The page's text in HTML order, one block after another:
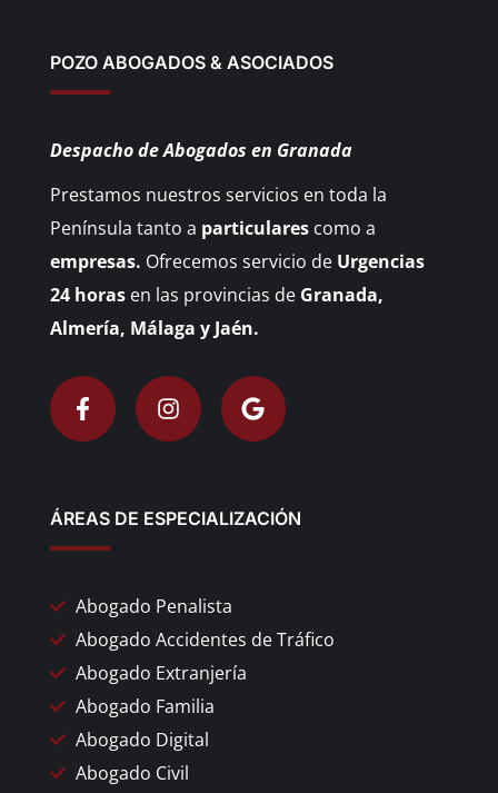
POZO ABOGADOS & ASOCIADOS
Despacho de Abogados en Granada
Prestamos nuestros servicios en toda la
Península tanto a particulares como a
empresas. Ofrecemos servicio de Urgencias
24 horas en las provincias de Granada,
Almería, Málaga y Jaén.
ÁREAS DE ESPECIALIZACIÓN
Abogado Penalista
Abogado Accidentes de Tráfico
Abogado Extranjería
Abogado Familia
Abogado Digital
Abogado Civil